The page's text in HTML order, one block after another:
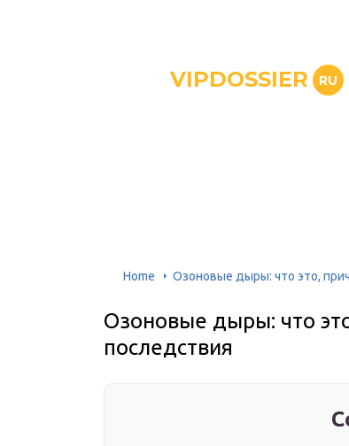
VIPDOSSIER RU
Home Озоновые дыры: что это,
Озоновые дыры: что
последствия